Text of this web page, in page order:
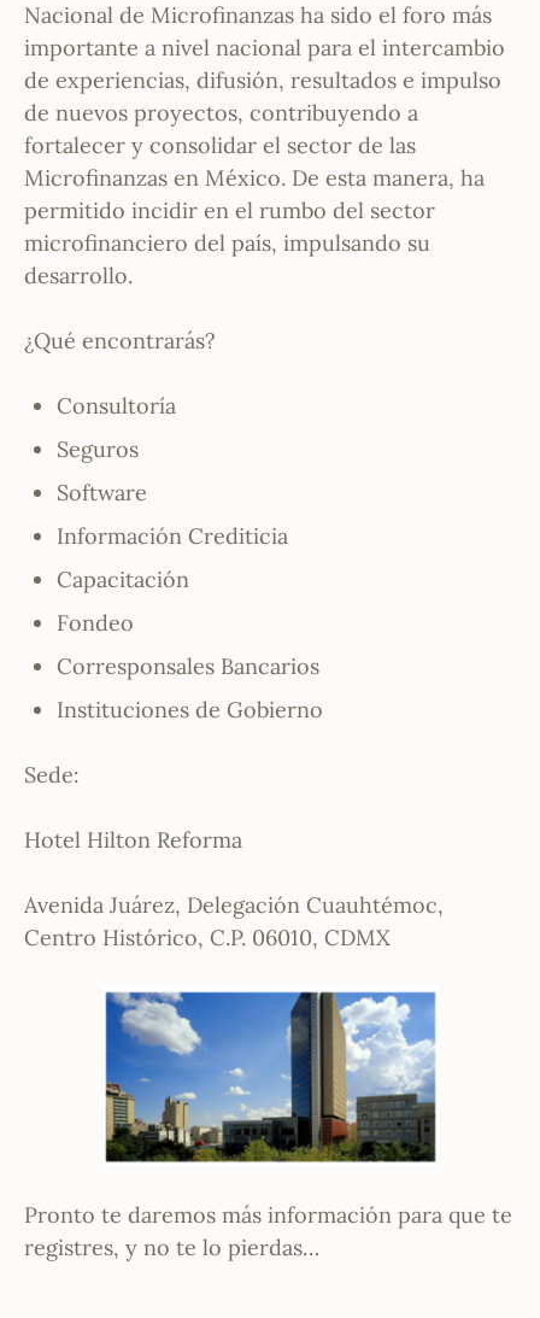
Nacional de Microfinanzas ha sido el foro más
importante a nivel nacional para el intercambio
de experiencias, difusión, resultados e impulso
de nuevos proyectos, contribuyendo a
fortalecer y consolidar el sector de las
Microfinanzas en México. De esta manera, ha
permitido incidir en el rumbo del sector
microfinanciero del país, impulsando su
desarrollo.
¿Qué encontrarás?
Consultoría
Seguros
Software
Información Crediticia
Capacitación
Fondeo
Corresponsales Bancarios
Instituciones de Gobierno
Sede:
Hotel Hilton Reforma
Avenida Juárez, Delegación Cuauhtémoc,
Centro Histórico, C.P. 06010, CDMX
Pronto te daremos más información para que te
registres, y no te lo pierdas…